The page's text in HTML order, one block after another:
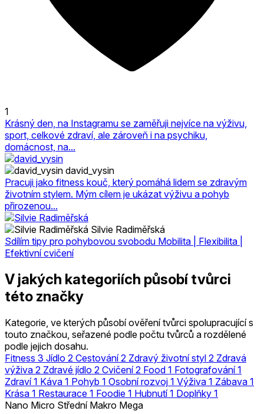
1
Krásný den, na Instagramu se zaměřuji nejvíce na výživu,
sport, celkové zdraví, ale zároveň i na psychiku,
domácnost, na...
david_vysin
Pracuji jako fitness kouč, který pomáhá lidem se zdravým
životním stylem. Mým cílem je ukázat výživu a pohyb
přirozenou...
Silvie Radiměřská
Sdílím tipy pro pohybovou svobodu Mobilita | Flexibilita |
Efektivní cvičení
V jakých kategoriích působí tvůrci
této značky
Kategorie, ve kterých působí ověření tvůrci spolupracující s
touto značkou, seřazené podle počtu tvůrců a rozdělené
podle jejich dosahu.
Fitness 3 Jídlo 2 Cestování 2 Zdravý životní styl 2 Zdravá
výživa 2 Zdravé jídlo 2 Cvičení 2 Food 1 Fotografování 1
Zdraví 1 Káva 1 Pohyb 1 Osobní rozvoj 1 Výživa 1 Zábava 1
Krása 1 Restaurace 1 Foodie 1 Hubnutí 1 Doplňky 1
Nano Micro Střední Makro Mega